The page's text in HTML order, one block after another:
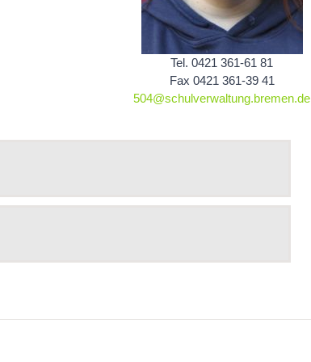
Tel. 0421 361-61 81
Fax 0421 361-39 41
504@schulverwaltung.bremen.de